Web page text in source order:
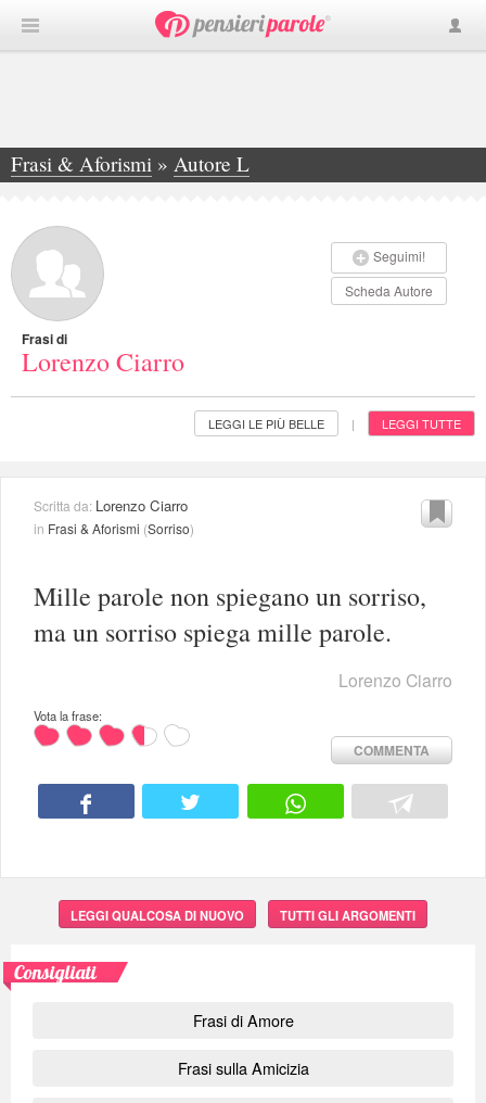
Frasi & Aforismi » Autore L
»Lorenzo Ciarro
Seguimi!
Scheda Autore
Frasi di
Lorenzo Ciarro
LEGGI LE PIÙ BELLE | LEGGI TUTTE
Scritta da: Lorenzo Ciarro
in Frasi & Aforismi (Sorriso)
Mille parole non spiegano un sorriso,
ma un sorriso spiega mille parole.
Lorenzo Ciarro
Vota la frase:
COMMENTA
LEGGI QUALCOSA DI NUOVO TUTTI GLI ARGOMENTI
Consigliati
Frasi di Amore
Frasi sulla Amicizia